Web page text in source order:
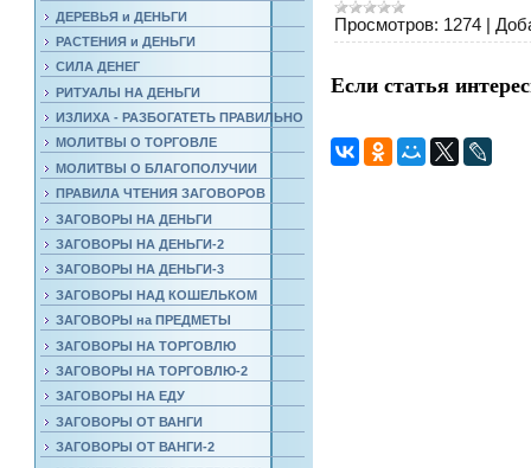
ДЕРЕВЬЯ и ДЕНЬГИ
РАСТЕНИЯ и ДЕНЬГИ
СИЛА ДЕНЕГ
РИТУАЛЫ НА ДЕНЬГИ
ИЗЛИХА - РАЗБОГАТЕТЬ ПРАВИЛЬНО
МОЛИТВЫ О ТОРГОВЛЕ
МОЛИТВЫ О БЛАГОПОЛУЧИИ
ПРАВИЛА ЧТЕНИЯ ЗАГОВОРОВ
ЗАГОВОРЫ НА ДЕНЬГИ
ЗАГОВОРЫ НА ДЕНЬГИ-2
ЗАГОВОРЫ НА ДЕНЬГИ-3
ЗАГОВОРЫ НАД КОШЕЛЬКОМ
ЗАГОВОРЫ на ПРЕДМЕТЫ
ЗАГОВОРЫ НА ТОРГОВЛЮ
ЗАГОВОРЫ НА ТОРГОВЛЮ-2
ЗАГОВОРЫ НА ЕДУ
ЗАГОВОРЫ ОТ ВАНГИ
ЗАГОВОРЫ ОТ ВАНГИ-2
Просмотров: 1274 |
Если статья